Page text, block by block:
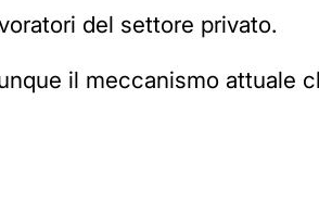
del settore privato.
il meccanismo attuale